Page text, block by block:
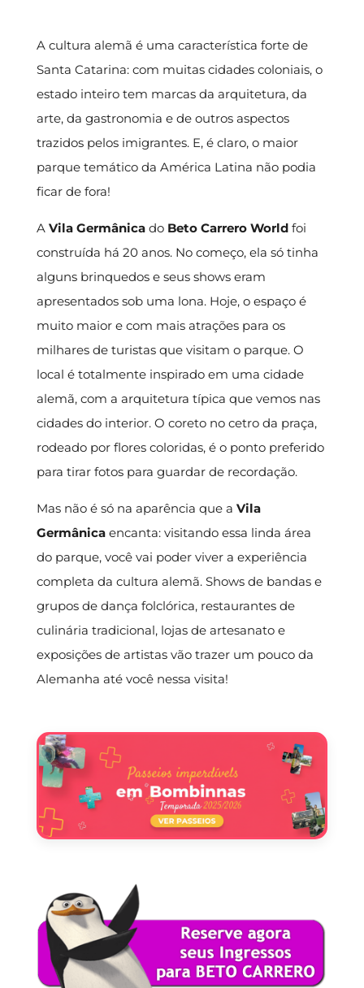
A cultura alemã é uma característica forte de
Santa Catarina: com muitas cidades coloniais, o
estado inteiro tem marcas da arquitetura, da
arte, da gastronomia e de outros aspectos
trazidos pelos imigrantes. E, é claro, o maior
parque temático da América Latina não podia
ficar de fora!
A Vila Germânicado Beto Carrero Worldfoi
construída há 20 anos. No começo, ela só tinha
alguns brinquedos e seus shows eram
apresentados sob uma lona. Hoje, o espaço é
muito maior e com mais atrações para os
milhares de turistas que visitam o parque. O
local é totalmente inspirado em uma cidade
alemã, com a arquitetura típica que vemos nas
cidades do interior. O coreto no cetro da praça,
rodeado por flores coloridas, é o ponto preferido
para tirar fotos para guardar de recordação.
Mas não é só na aparência que a Vila
Germânicaencanta: visitando essa linda área
do parque, você vai poder viver a experiência
completa da cultura alemã. Shows de bandas e
grupos de dança folclórica, restaurantes de
culinária tradicional, lojas de artesanato e
exposições de artistas vão trazer um pouco da
Alemanha até você nessa visita!